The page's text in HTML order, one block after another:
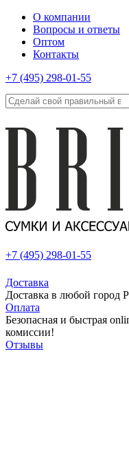
О компании
Вопросы и ответы
Оптом
Контакты
+7 (495) 298-01-55
+7 (495) 298-01-55
Доставка
Доставка в любой город
Оплата
Безопасная и быстрая
комиссии!
Отзывы